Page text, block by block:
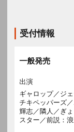
受付情報
一般発売
出演
ギャロップ／ジ
チキペッパーズ
輝志／隣人／ぎ
スター／前説：